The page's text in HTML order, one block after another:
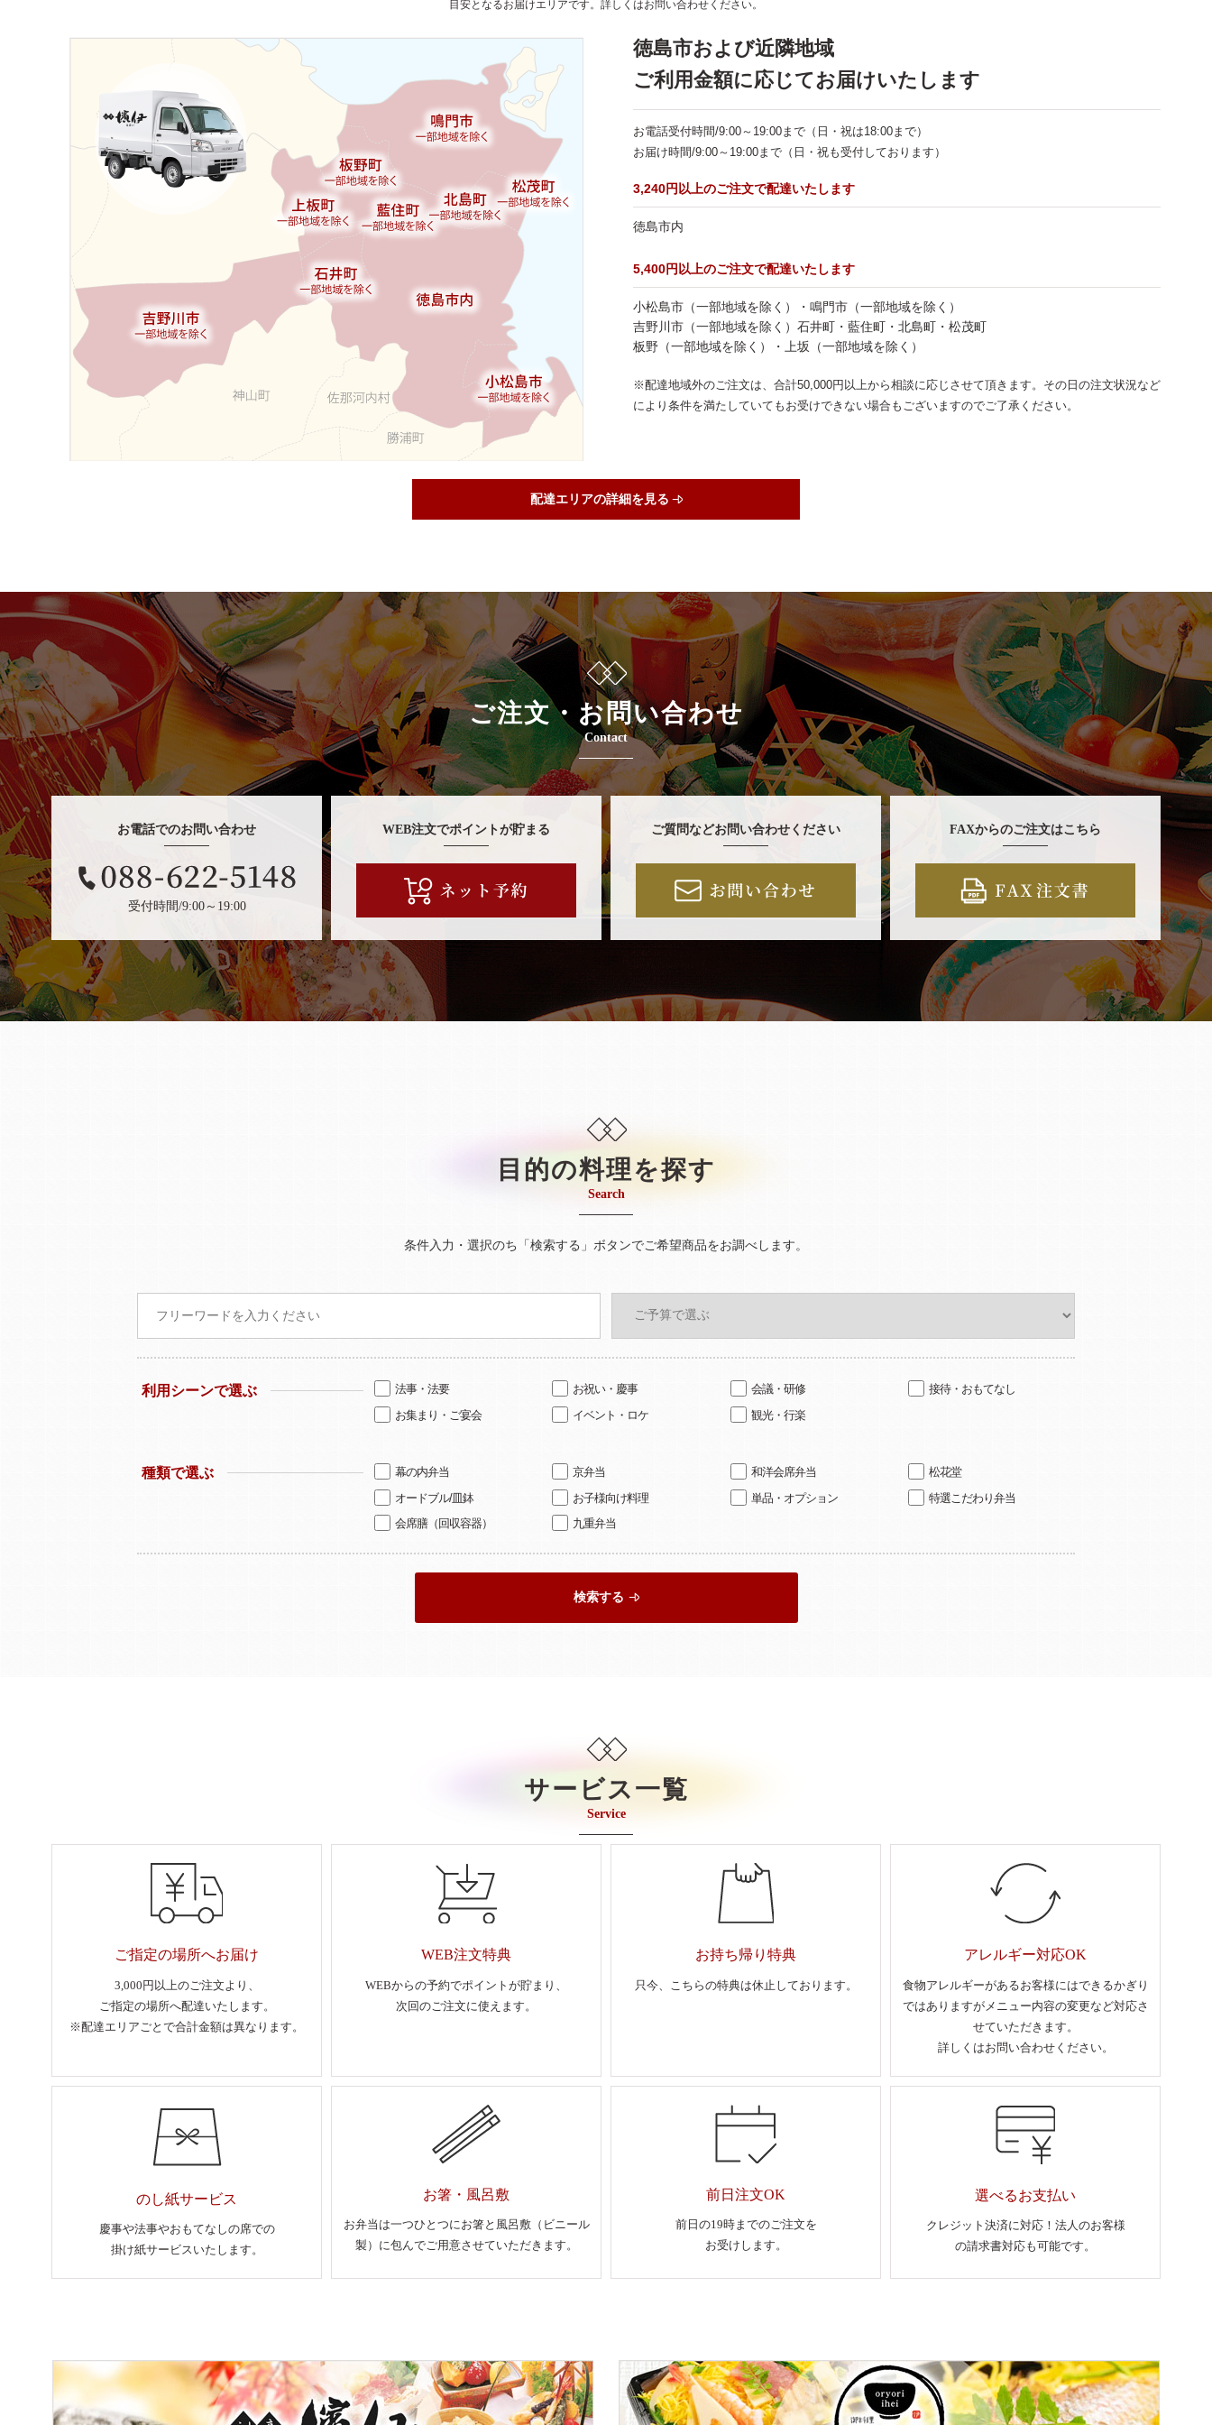
目安となるお届けエリアです。詳しくはお問い合わせください。
徳島市および近隣地域
ご利用金額に応じてお届けいたします
お電話受付時間/9:00～19:00まで（日・祝は18:00まで）
お届け時間/9:00～19:00まで（日・祝も受付しております）
3,240円以上のご注文で配達いたします
徳島市内
5,400円以上のご注文で配達いたします
小松島市（一部地域を除く）・鳴門市（一部地域を除く）
吉野川市（一部地域を除く）石井町・藍住町・北島町・松茂町
板野（一部地域を除く）・上坂（一部地域を除く）
※配達地域外のご注文は、合計50,000円以上から相談に応じさせて頂きます。その日の注文状況など
により条件を満たしていてもお受けできない場合もございますのでご了承ください。
配達エリアの詳細を見る
ご注文・お問い合わせ
Contact
お電話でのお問い合わせ
受付時間/9:00～19:00
WEB注文でポイントが貯まる ご質問などお問い合わせください FAXからのご注文はこちら
目的の料理を探す
Search
条件入力・選択のち「検索する」ボタンでご希望商品をお調べします。
利用シーンで選ぶ 法事・法要 お祝い・慶事 会議・研修
接待・おもてなし
お集まり・ご宴会
イベント・ロケ 観光・行楽
種類で選ぶ 幕の内弁当 京弁当 和洋会席弁当
松花堂
オードブル/皿鉢
お子様向け料理 単品・オプション
特選こだわり弁当
会席膳（回収容器）
九重弁当
検索する
サービス一覧
Service
ご指定の場所へお届け
3,000円以上のご注文より、
ご指定の場所へ配達いたします。
※配達エリアごとで合計金額は異なります。
WEB注文特典
WEBからの予約でポイントが貯まり、
次回のご注文に使えます。
お持ち帰り特典
只今、こちらの特典は休止しております。
アレルギー対応OK
食物アレルギーがあるお客様にはできるかぎり
ではありますがメニュー内容の変更など対応さ
せていただきます。
詳しくはお問い合わせください。
のし紙サービス
慶事や法事やおもてなしの席での
掛け紙サービスいたします。
お箸・風呂敷
お弁当は一つひとつにお箸と風呂敷（ビニール
製）に包んでご用意させていただきます。
前日注文OK
前日の19時までのご注文を
お受けします。
選べるお支払い
クレジット決済に対応！法人のお客様
の請求書対応も可能です。